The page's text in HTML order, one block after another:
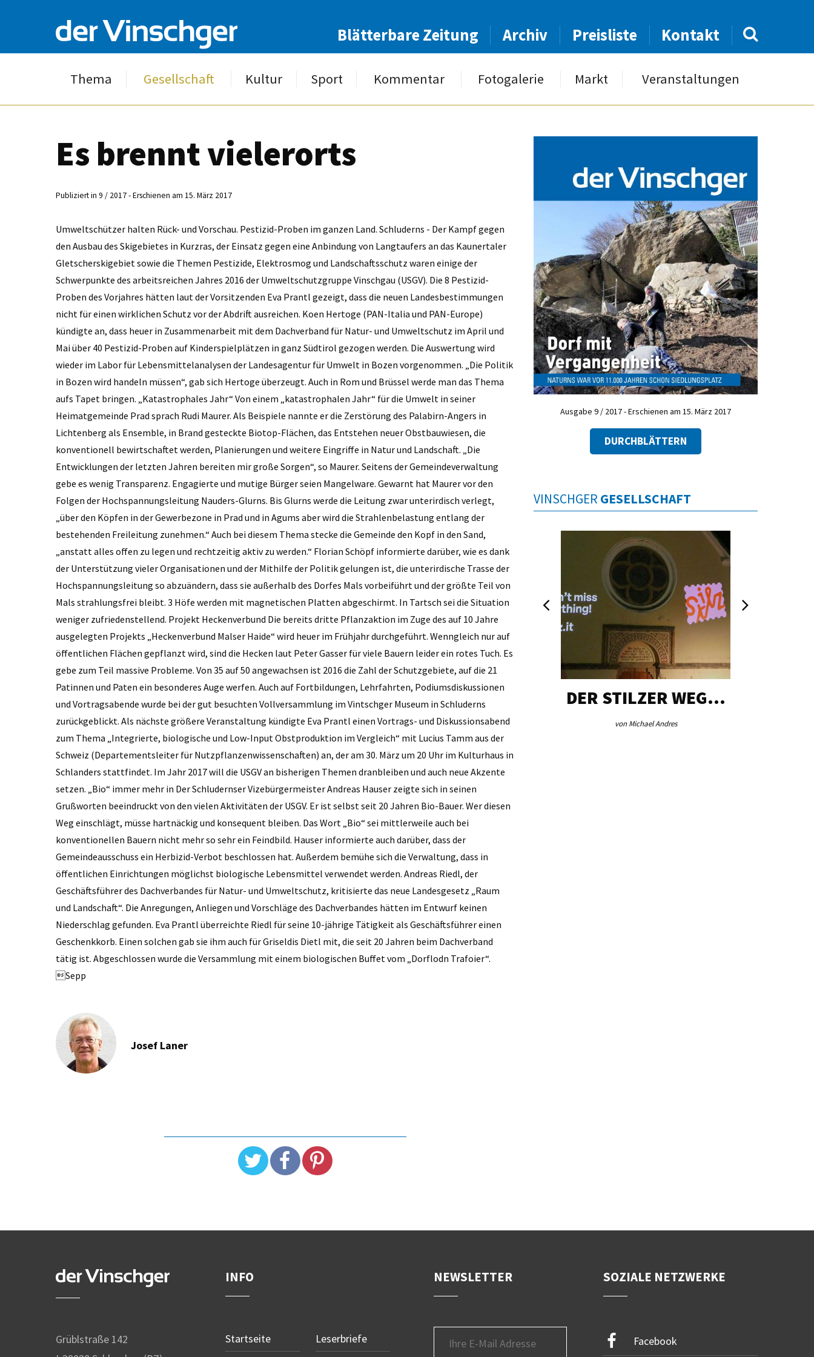
Blätterbare Zeitung Archiv Preisliste Kontakt
Thema Gesellschaft Kultur Sport Kommentar Fotogalerie Markt Veranstaltungen
Es brennt vielerorts
Publiziert in 9 / 2017 - Erschienen am 15. März 2017
Umweltschützer halten Rück- und Vorschau. Pestizid-Proben im ganzen Land. Schluderns - Der Kampf gegen
den Ausbau des Skigebietes in Kurzras, der Einsatz gegen eine Anbindung von Langtaufers an das Kaunertaler
Gletscherskigebiet sowie die Themen Pestizide, Elektrosmog und Landschaftsschutz waren einige der
Schwerpunkte des arbeitsreichen Jahres 2016 der Umweltschutzgruppe Vinschgau (USGV). Die 8 Pestizid-
Proben des Vorjahres hätten laut der Vorsitzenden Eva Prantl gezeigt, dass die neuen Landesbestimmungen
nicht für einen wirklichen Schutz vor der Abdrift ausreichen. Koen Hertoge (PAN-Italia und PAN-Europe)
kündigte an, dass heuer in Zusammenarbeit mit dem Dachverband für Natur- und Umweltschutz im April und
Mai über 40 Pestizid-Proben auf Kinderspielplätzen in ganz Südtirol gezogen werden. Die Auswertung wird
wieder im Labor für Lebensmittelanalysen der Landesagentur für Umwelt in Bozen vorgenommen. „Die Politik
in Bozen wird handeln müssen“, gab sich Hertoge überzeugt. Auch in Rom und Brüssel werde man das Thema
aufs Tapet bringen. „Katastrophales Jahr“ Von einem „katastrophalen Jahr“ für die Umwelt in seiner
Heimatgemeinde Prad sprach Rudi ­Maurer. Als Beispiele nannte er die Zerstörung des Palabirn-Angers in
Lichtenberg als Ensemble, in Brand gesteckte Biotop-Flächen, das Entstehen neuer Obstbauwiesen, die
konventionell bewirtschaftet werden, Planierungen und weitere Eingriffe in Natur und Landschaft. „Die
Entwicklungen der letzten Jahren bereiten mir große Sorgen“, so Maurer. Seitens der Gemeindeverwaltung
gebe es wenig Transparenz. Engagierte und mutige Bürger seien Mangelware. Gewarnt hat Maurer vor den
Folgen der Hochspannungsleitung Nauders-Glurns. Bis Glurns werde die Leitung zwar unterirdisch verlegt,
„über den Köpfen in der Gewerbezone in Prad und in Agums aber wird die Strahlenbelastung entlang der
bestehenden Freileitung zunehmen.“ Auch bei diesem Thema stecke die Gemeinde den Kopf in den Sand,
„anstatt alles offen zu legen und rechtzeitig aktiv zu werden.“ Florian Schöpf informierte darüber, wie es dank
der Unterstützung vieler Organisationen und der Mithilfe der ­Politik gelungen ist, die unterirdische Trasse der
Hochspannungsleitung so abzuändern, dass sie außerhalb des Dorfes Mals vorbeiführt und der größte Teil von
Mals strahlungsfrei bleibt. 3 Höfe werden mit magnetischen Platten abgeschirmt. In Tartsch sei die Situation
weniger zufriedenstellend. Projekt Heckenverbund Die bereits dritte Pflanzaktion im Zuge des auf 10 Jahre
ausgelegten Projekts „Heckenverbund Malser Haide“ wird heuer im Frühjahr durchgeführt. Wenngleich nur auf
öffentlichen Flächen gepflanzt wird, sind die Hecken laut Peter Gasser für viele Bauern leider ein rotes Tuch. Es
gebe zum Teil massive Probleme. Von 35 auf 50 angewachsen ist 2016 die Zahl der Schutzgebiete, auf die 21
Patinnen und Paten ein besonderes Auge werfen. Auch auf Fortbildungen, Lehrfahrten, Podiumsdiskussionen
und Vortragsabende wurde bei der gut besuchten Vollversammlung im Vintschger Museum in Schluderns
zurückgeblickt. Als nächste größere Veranstaltung kündigte Eva Prantl einen Vortrags- und Diskussionsabend
zum Thema „Integrierte, biologische und Low-Input Obstproduktion im Vergleich“ mit Lucius Tamm aus der
Schweiz (Departementsleiter für Nutzpflanzenwissenschaften) an, der am 30. März um 20 Uhr im Kulturhaus in
Schlanders stattfindet. Im Jahr 2017 will die USGV an bisherigen Themen dranbleiben und auch neue Akzente
setzen. „Bio“ immer mehr in Der Schludernser Vizebürgermeister Andreas Hauser zeigte sich in seinen
Grußworten beeindruckt von den vielen Aktivitäten der USGV. Er ist selbst seit 20 Jahren Bio-Bauer. Wer diesen
Weg einschlägt, müsse hartnäckig und konsequent bleiben. Das Wort „Bio“ sei mittlerweile auch bei
konventionellen Bauern nicht mehr so sehr ein Feindbild. Hauser informierte auch darüber, dass der
Gemeindeausschuss ein Herbizid-Verbot beschlossen hat. Außerdem bemühe sich die Verwaltung, dass in
öffentlichen Einrichtungen möglichst biologische Lebensmittel verwendet werden. Andreas Riedl, der
Geschäftsführer des Dachverbandes für Natur- und Umweltschutz, kritisierte das neue Landesgesetz „Raum
und Landschaft“. Die Anregungen, Anliegen und Vorschläge des Dachverbandes hätten im Entwurf keinen
Niederschlag gefunden. Eva Prantl überreichte Riedl für seine 10-jährige Tätigkeit als Geschäftsführer einen
Geschenkkorb. Einen solchen gab sie ihm auch für Griseldis Dietl mit, die seit 20 Jahren beim Dachverband
tätig ist. Abgeschlossen wurde die Versammlung mit einem biologischen Buffet vom „Dorflodn Trafoier“.
Sepp
Josef Laner
Ausgabe 9 / 2017 - Erschienen am 15. März 2017
DURCHBLÄTTERN
VINSCHGER GESELLSCHAFT
DER STILZER WEG…
von Michael Andres
Grüblstraße 142
INFO
Startseite
Leserbriefe
NEWSLETTER SOZIALE NETZWERKE
Facebook